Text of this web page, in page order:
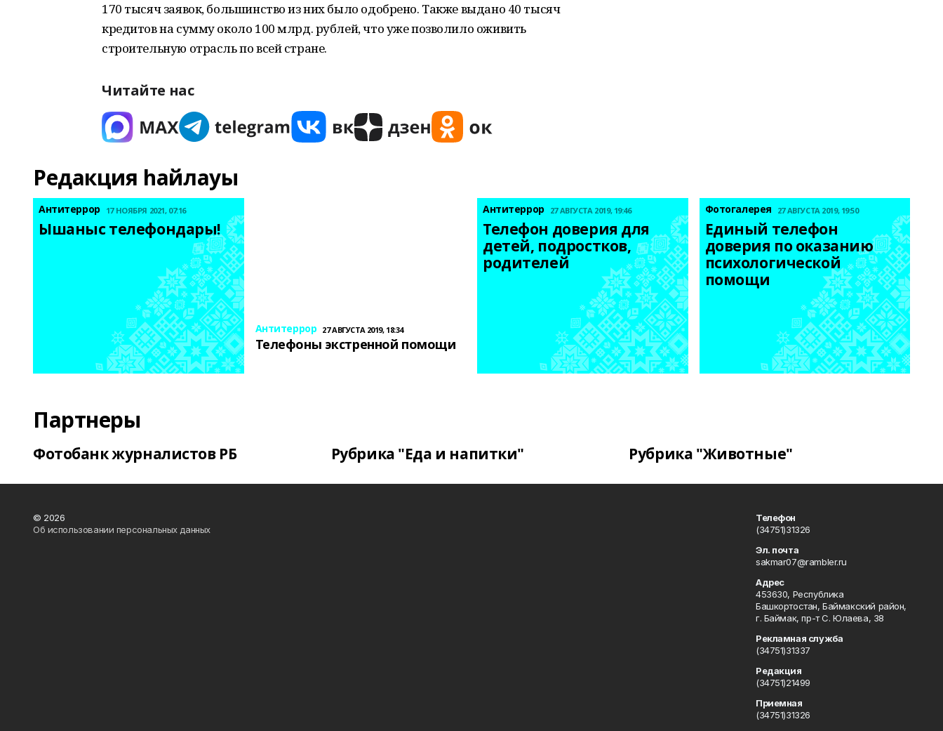
170 тысяч заявок, большинство из них было одобрено. Также выдано 40 тысяч
кредитов на сумму около 100 млрд. рублей, что уже позволило оживить
строительную отрасль по всей стране.
Читайте нас
Редакция һайлауы
Антитеррор 17 НОЯБРЯ 2021, 07:16
Ышаныс телефондары!
Антитеррор 27 АВГУСТА 2019, 18:34
Телефоны экстренной помощи
Антитеррор 27 АВГУСТА 2019, 19:46
Телефон доверия для
детей, подростков,
родителей
Фотогалерея 27 АВГУСТА 2019, 19:50
Единый телефон
доверия по оказанию
психологической
помощи
Партнеры
Фотобанк журналистов РБ Рубрика "Еда и напитки" Рубрика "Животные"
© 2026
Об использовании персональных данных
Телефон
(34751)31326
Эл. почта
sakmar07@rambler.ru
Адрес
453630, Республика
Башкортостан, Баймакский район,
г. Баймак, пр-т С. Юлаева, 38
Рекламная служба
(34751)31337
Редакция
(34751)21499
Приемная
(34751)31326